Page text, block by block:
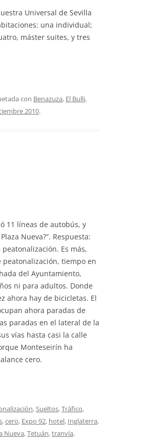
Universal de Sevilla
una individual;
máster suites, y tres
con Benazuza, El Bulli,
2010.
11 líneas de autobús, y
Nueva?”. Respuesta:
Es más,
tiempo en
del Ayuntamiento,
ni para adultos. Donde
ahora hay de bicicletas. El
ahora paradas de
paradas en el lateral de la
vías hasta casi la calle
Monteseirín ha
cero.
,Sueltos,Tráfico,
,cero, Expo 92, hotel, Inglaterra,
Nueva,Tetuán,tranvía,